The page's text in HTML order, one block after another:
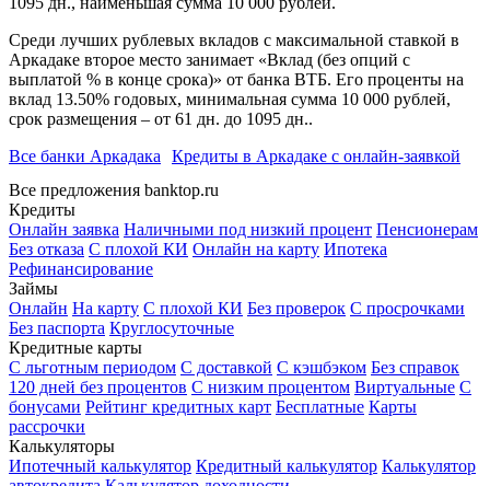
Среди лучших рублевых вкладов с максимальной ставкой в
Аркадаке второе место занимает «Вклад (без опций с
выплатой % в конце срока)» от банка ВТБ. Его проценты на
вклад 13.50% годовых, минимальная сумма 10 000 рублей,
срок размещения – от 61 дн. до 1095 дн..
Все банки Аркадака
Кредиты в Аркадаке с онлайн-заявкой
Все предложения banktop.ru
Кредиты
Онлайн заявка Наличными под низкий процент Пенсионерам
Без отказа С плохой КИ Онлайн на карту Ипотека
Рефинансирование
Займы
Онлайн На карту С плохой КИ Без проверок С просрочками
Без паспорта Круглосуточные
Кредитные карты
С льготным периодом С доставкой С кэшбэком Без справок
120 дней без процентов С низким процентом Виртуальные С
бонусами Рейтинг кредитных карт Бесплатные Карты
рассрочки
Калькуляторы
Ипотечный калькулятор Кредитный калькулятор Калькулятор